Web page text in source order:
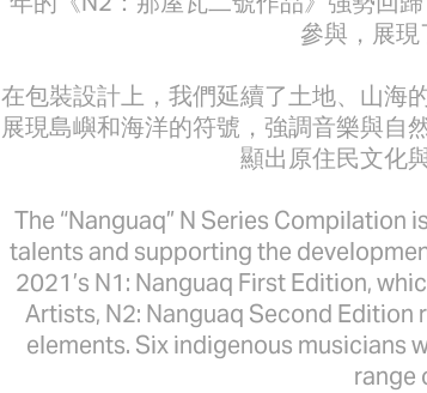
參與，展現
在包裝設計上，我們延續了土地、山海
展現島嶼和海洋的符號，強調音樂與自
顯出原住民文化
The “Nanguaq” N Series
talents and supporting the
2021’s N1: Nanguaq First Edition,
Artists, N2: Nanguaq Second
elements. Six indigenous musicians
range